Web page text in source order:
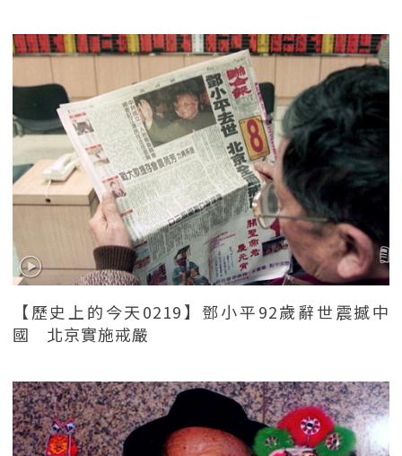
【歷史上的今天0219】鄧小平92歲辭世震撼中
國 北京實施戒嚴